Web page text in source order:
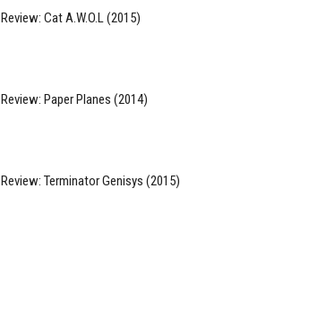
Review: Cat A.W.O.L (2015)
Review: Paper Planes (2014)
Review: Terminator Genisys (2015)